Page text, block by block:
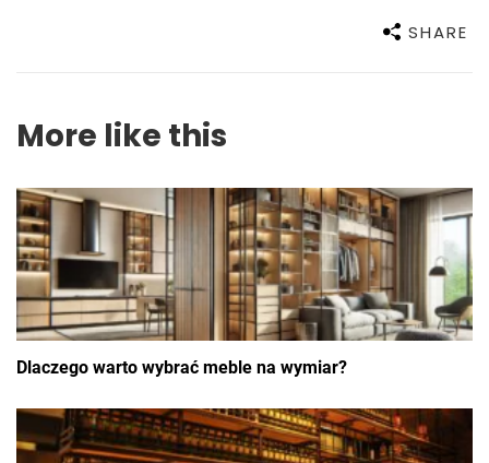
SHARE
More like this
Dlaczego warto wybrać meble na wymiar?